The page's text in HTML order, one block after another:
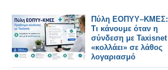
Πύλη ΕΟΠΥΥ–ΚΜΕΣ:
Τι κάνουμε όταν η
σύνδεση με Taxisnet
«κολλάει» σε λάθος
λογαριασμό